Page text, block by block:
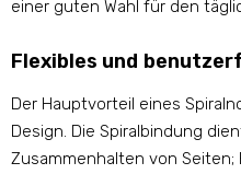
einer guten Wahl für den
Flexibles und
Der Hauptvorteil eines
Design. Die Spiralbindung
Zusammenhalten von